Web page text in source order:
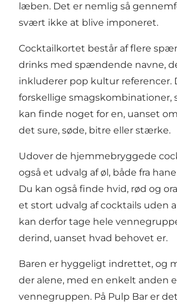
læben. Det er nemlig så
svært ikke at blive imponeret.
Cocktailkortet består af flere
drinks med spændende navne,
inkluderer pop kultur referencer.
forskellige smagskombinationer,
kan finde noget for en, uanset
det sure, søde, bitre eller stærke.
Udover de hjemmebryggede
også et udvalg af øl, både fra
Du kan også finde hvid, rød og
et stort udvalg af cocktails uden
kan derfor tage hele
derind, uanset hvad behovet er.
Baren er hyggeligt indrettet, og
der alene, med en enkelt anden
vennegruppen. På Pulp Bar er